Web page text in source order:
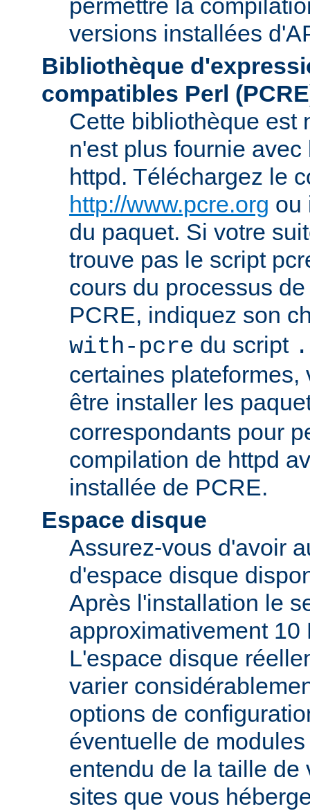
permettre la
versions installées
Bibliothèque
compatibles Perl
Cette bibliothèque est
n'est plus fournie
httpd. Téléchargez le
http://www.pcre.org ou
du paquet. Si votre
trouve pas le script
cours du processus
PCRE, indiquez son
with-pcre du script
certaines plateformes,
être installer les
correspondants pour
compilation de httpd
installée de PCRE.
Espace disque
Assurez-vous d'avoir
d'espace disque
Après l'installation le
approximativement
L'espace disque
varier
options de
éventuelle de
entendu de la taille de
sites que vous